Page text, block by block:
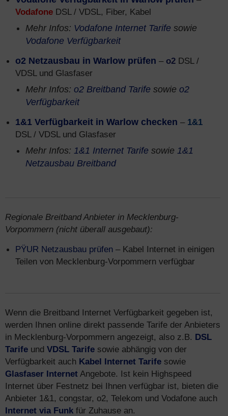
Vodafone DSL / VDSL, Fiber, Kabel
Mehr Infos: Vodafone Internet Tarife sowie
Vodafone Verfügbarkeit
o2 Netzausbau in Warlow prüfen – o2 DSL /
VDSL und Glasfaser
Mehr Infos: o2 Breitband Tarife sowie o2
Verfügbarkeit
1&1 Verfügbarkeit in Warlow checken – 1&1
DSL / VDSL und Glasfaser
Mehr Infos: 1&1 Internet Tarife sowie 1&1
Netzausbau Breitband
Regionale Breitband Anbieter in Mecklenburg-
Vorpommern (nicht überall ausgebaut):
PŸUR Netzausbau prüfen – Kabel Internet in einigen
Teilen von Mecklenburg-Vorpommern verfügbar
Wenn die Breitband Internet Verfügbarkeit gegeben ist,
werden Ihnen online direkt passende Tarife der Anbieters
in Mecklenburg-Vorpommern angezeigt, also z.B. DSL
Tarife und VDSL Tarife sowie abhängig von der
Verfügbarkeit auch Kabel Internet Tarife sowie
Glasfaser Internet Angebote. Ist kein Highspeed
Internet über Festnetz bei Ihnen verfügbar ist, bieten die
Anbieter 1&1, congstar, o2, Telekom und Vodafone auch
Internet via Funk für Zuhause an.